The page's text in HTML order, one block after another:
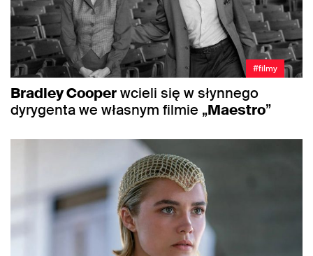
#filmy
Bradley Cooperwcieli się w słynnego
dyrygenta we własnym filmie „Maestro”